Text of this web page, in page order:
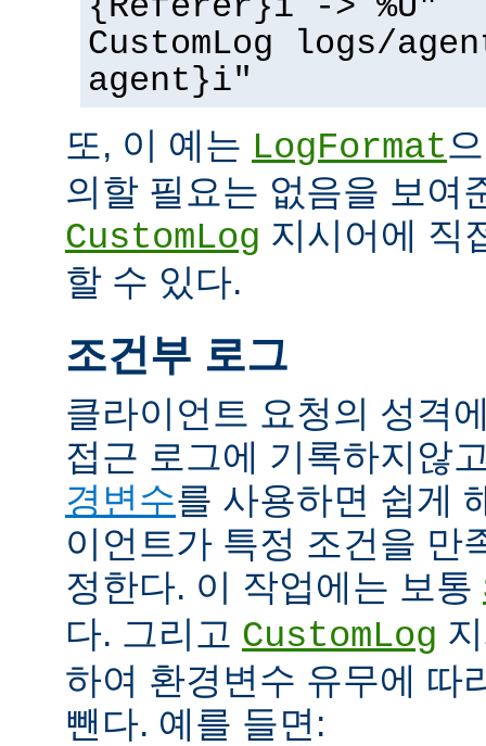
CustomLog logs/
agent}i"
또, 이 예는 LogFormat
의할 필요는 없음을 보여
CustomLog 지시어에 직
할 수 있다.
조건부 로그
클라이언트 요청의 성격
접근 로그에 기록하지않
경변수를 사용하면 쉽게
이언트가 특정 조건을 만
정한다. 이 작업에는 보통
다. 그리고 CustomLog
하여 환경변수 유무에 따
뺀다. 예를 들면: